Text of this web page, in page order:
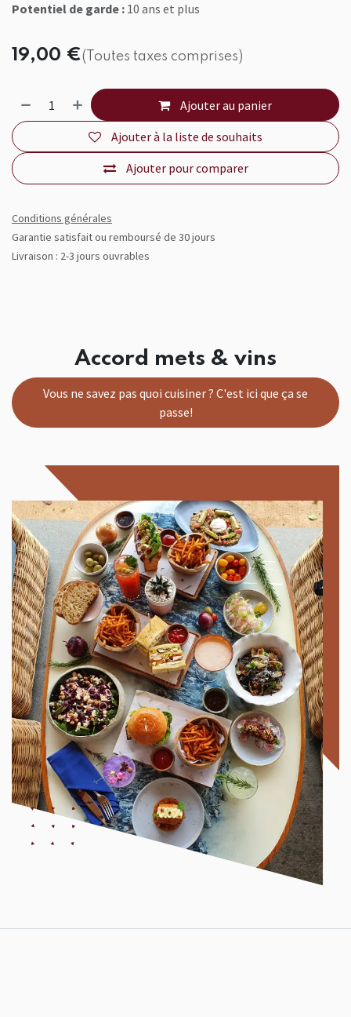
Potentiel de garde : 10 ans et plus
19,00 €(Toutes taxes comprises)
Ajouter au panier
Ajouter pour comparer
Ajouter à la liste de souhaits
Conditions générales
Garantie satisfait ou remboursé de 30 jours
Livraison : 2-3 jours ouvrables
Accord mets & vins
Vous ne savez pas quoi cuisiner ? C'est ici que ça se
passe!